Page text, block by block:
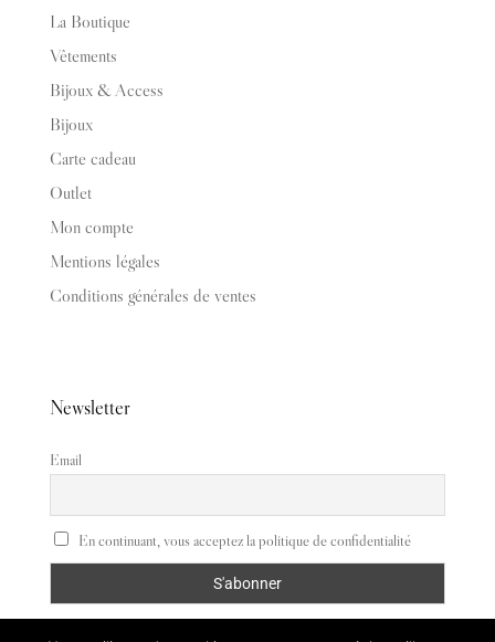
La Boutique
Vêtements
Bijoux & Access
Bijoux
Carte cadeau
Outlet
Mon compte
Mentions légales
Conditions générales de ventes
Newsletter
Email
En continuant, vous acceptez la politique de confidentialité